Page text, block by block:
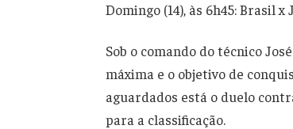
Domingo (14), às 6h45: Brasil x
Sob o comando do técnico
máxima e o objetivo de
aguardados está o duelo
para a classificação.